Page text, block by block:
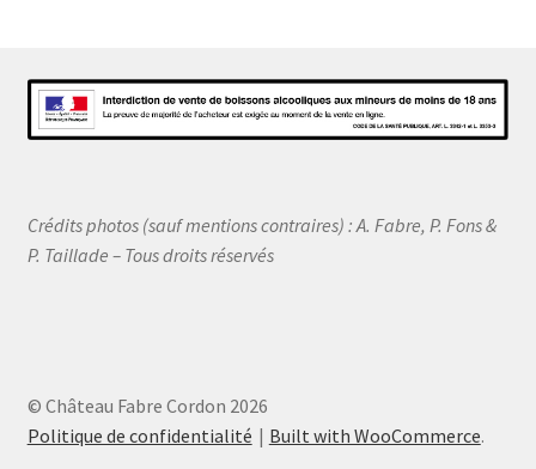
Crédits photos (sauf mentions contraires) : A. Fabre, P. Fons &
P. Taillade – Tous droits réservés
© Château Fabre Cordon 2026
Politique de confidentialité
Built with WooCommerce.